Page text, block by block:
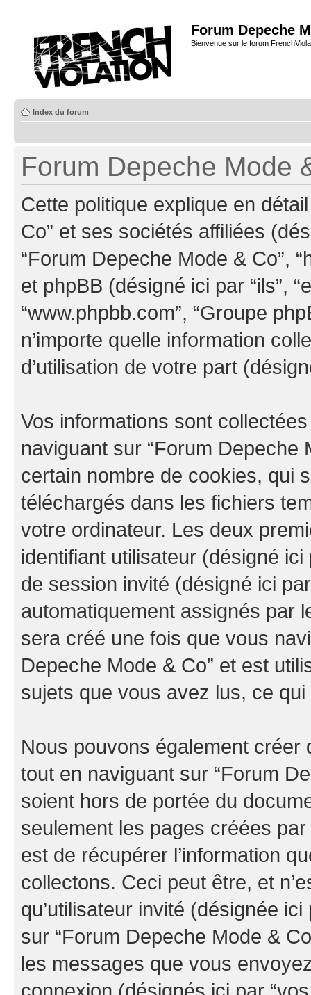
Forum Depeche
Bienvenue sur le forum
Index du forum
Forum Depeche Mode
Cette politique explique en
Co” et ses sociétés affiliées
“Forum Depeche Mode & Co”,
et phpBB (désigné ici par “ils”,
“www.phpbb.com”, “Groupe
n’importe quelle information
d’utilisation de votre part
Vos informations sont
naviguant sur “Forum Depeche
certain nombre de cookies, qui
téléchargés dans les fichiers
votre ordinateur. Les deux
identifiant utilisateur (désigné ici
de session invité (désigné ici
automatiquement assignés par
sera créé une fois que vous
Depeche Mode & Co” et est
sujets que vous avez lus, ce
Nous pouvons également
tout en naviguant sur “Forum
soient hors de portée du
seulement les pages créées
est de récupérer l’information
collectons. Ceci peut être, et
qu’utilisateur invité (désignée
sur “Forum Depeche Mode &
les messages que vous